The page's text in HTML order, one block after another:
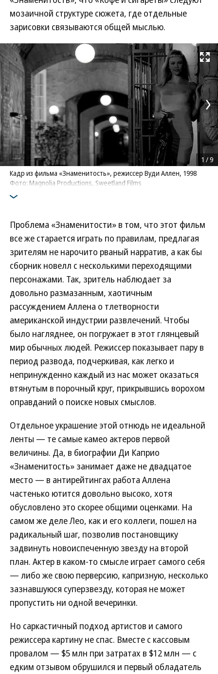
мозаичной структуре сюжета, где отдельные
зарисовки связываются общей мыслью.
Развернуть
Кадр из фильма «Знаменитость», режиссер Вуди Аллен, 1998
Фото: Magnolia Productions, Sweetland Films
1 /9
Проблема «Знаменитости» в том, что этот фильм
все же старается играть по правилам, предлагая
зрителям не нарочито рваный нарратив, а как бы
сборник новелл с несколькими переходящими
персонажами. Так, зритель наблюдает за
довольно размазанным, хаотичным
рассуждением Аллена о тлетворности
американской индустрии развлечений. Чтобы
было нагляднее, он погружает в этот глянцевый
мир обычных людей. Режиссер показывает пару в
период развода, подчеркивая, как легко и
непринужденно каждый из нас может оказаться
втянутым в порочный круг, прикрывшись ворохом
оправданий о поиске новых смыслов.
Отдельное украшение этой отнюдь не идеальной
ленты — те самые камео актеров первой
величины. Да, в биографии Ди Каприо
«Знаменитость» занимает даже не двадцатое
место — в антирейтингах работа Аллена
частенько ютится довольно высоко, хотя
обусловлено это скорее общими оценками. На
самом же деле Лео, как и его коллеги, пошел на
радикальный шаг, позволив постановщику
задвинуть новоиспеченную звезду на второй
план. Актер в каком-то смысле играет самого себя
— либо же свою перверсию, капризную, несколько
зазнавшуюся суперзвезду, которая не может
пропустить ни одной вечеринки.
Но саркастичный подход артистов и самого
режиссера картину не спас. Вместе с кассовым
провалом — $5 млн при затратах в $12 млн — с
едким отзывом обрушился и первый обладатель